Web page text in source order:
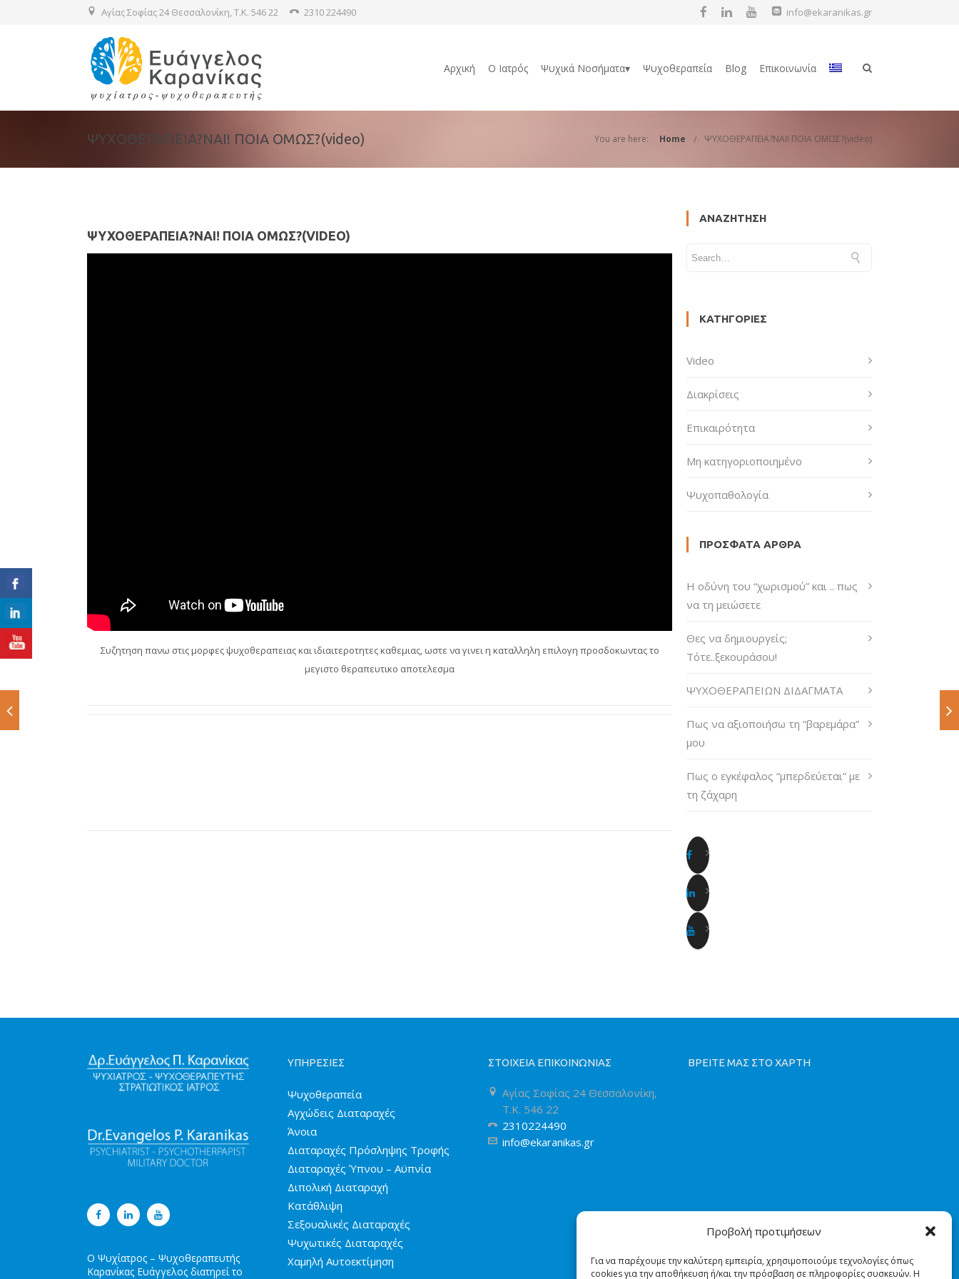
Προβολή προτιμήσεων
Για να παρέχουμε την καλύτερη εμπειρία, χρησιμοποιούμε τεχνολογίες όπως
cookies για την αποθήκευση ή/και την πρόσβαση σε πληροφορίες συσκευών. Η
Αγίας Σοφίας 24 Θεσσαλονίκη, T.K. 546 22 2310 224490 info@ekaranikas.gr
Αρχική Ο Ιατρός Ψυχικά Νοσήματα▾ Ψυχοθεραπεία Blog Επικοινωνία
ΨΥΧΟΘΕΡΑΠΕΙΑ?ΝΑΙ! ΠΟΙΑ ΟΜΩΣ?(video) You are here: Home ΨΥΧΟΘΕΡΑΠΕΙΑ?ΝΑΙ! ΠΟΙΑ ΟΜΩΣ?(video)
ΨΥΧΟΘΕΡΑΠΕΙΑ?ΝΑΙ! ΠΟΙΑ ΟΜΩΣ?(VIDEO)
Συζητηση πανω στις μορφες ψυχοθεραπειας και ιδιαιτεροτητες καθεμιας, ωστε να γινει η καταλληλη επιλογη προσδοκωντας το
μεγιστο θεραπευτικο αποτελεσμα
ΑΝΑΖΉΤΗΣΗ
ΚΑΤΗΓΟΡΊΕΣ
Video
Διακρίσεις
Επικαιρότητα
Μη κατηγοριοποιημένο
Ψυχοπαθολογία
ΠΡΌΣΦΑΤΑ ΆΡΘΡΑ
H οδύνη του “χωρισμού” και .. πως
να τη μειώσετε
Θες να δημιουργείς;
Τότε..ξεκουράσου!
ΨΥΧΟΘΕΡΑΠΕΙΩΝ ΔΙΔΑΓΜΑΤΑ
Πως να αξιοποιήσω τη “βαρεμάρα”
μου
Πως ο εγκέφαλος “μπερδεύεται” με
τη ζάχαρη
Ο Ψυχίατρος – Ψυχοθεραπευτής
Καρανίκας Ευάγγελος διατηρεί το
ΥΠΗΡΕΣΙΕΣ
Ψυχοθεραπεία
Αγχώδεις Διαταραχές
Άνοια
Διαταραχές Πρόσληψης Τροφής
Διαταραχές Ύπνου – Αϋπνία
Διπολική Διαταραχή
Κατάθλιψη
Σεξουαλικές Διαταραχές
Ψυχωτικές Διαταραχές
Χαμηλή Αυτοεκτίμηση
ΣΤΟΙΧΕΙΑ ΕΠΙΚΟΙΝΩΝΙΑΣ
Αγίας Σοφίας 24 Θεσσαλονίκη,
T.K. 546 22
2310224490
info@ekaranikas.gr
ΒΡΕΙΤΕ ΜΑΣ ΣΤΟ ΧΑΡΤΗ